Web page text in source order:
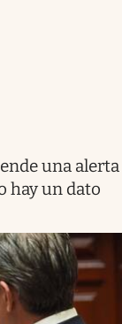
una alerta
hay un dato